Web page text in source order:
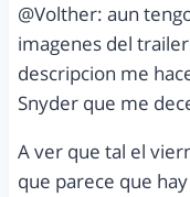
@Volther: aun
imagenes del
descripcion me
Snyder que me
A ver que tal el
que parece que